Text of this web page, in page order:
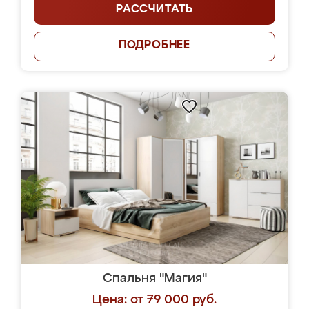
РАССЧИТАТЬ
ПОДРОБНЕЕ
Спальня "Магия"
Цена: от 79 000 руб.